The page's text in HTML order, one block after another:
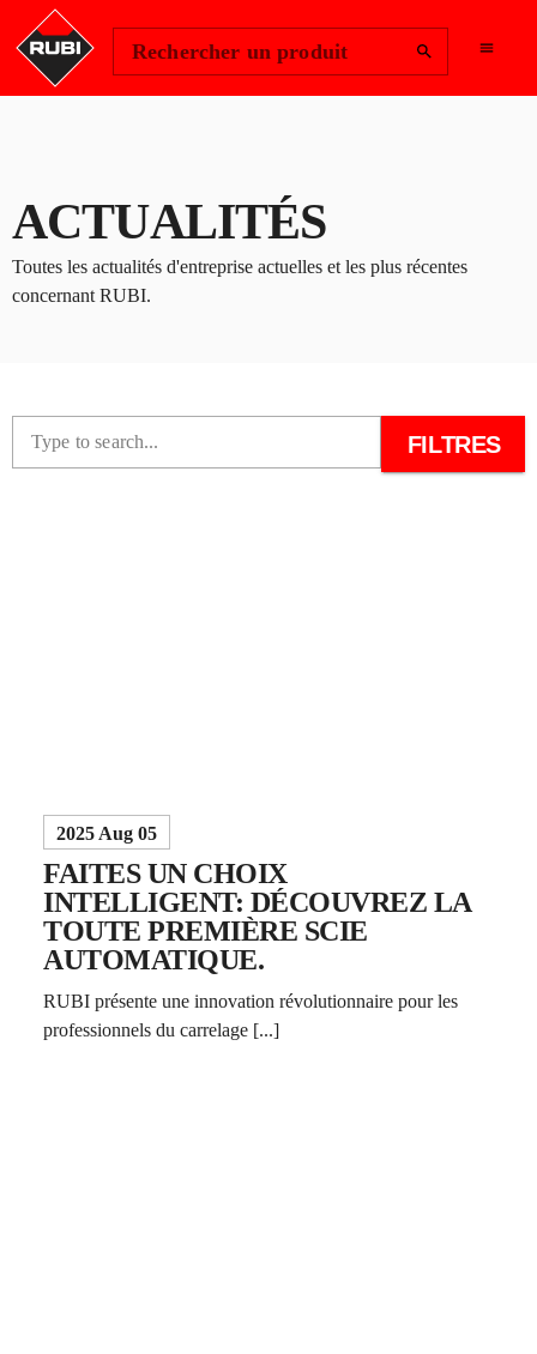
Rechercher un produit
ACTUALITÉS
Toutes les actualités d'entreprise actuelles et les plus récentes
concernant RUBI.
Type to search... FILTRES
2025 Aug 05
FAITES UN CHOIX
INTELLIGENT: DÉCOUVREZ LA
TOUTE PREMIÈRE SCIE
AUTOMATIQUE.
RUBI présente une innovation révolutionnaire pour les
professionnels du carrelage [...]